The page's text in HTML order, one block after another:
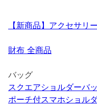
【新商品】アクセサリ
財布 全商品
バッグ
スクエアショルダーバ
ポーチ付スマホショル